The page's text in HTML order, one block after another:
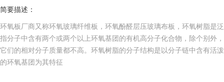
简要描述：
环氧板厂商又称环氧玻璃纤维板，环氧酚醛层压玻璃布板，环氧树脂是泛
指分子中含有两个或两个以上环氧基团的有机高分子化合物，除个别外，
它们的相对分子质量都不高。环氧树脂的分子结构是以分子链中含有活泼
的环氧基团为其特征